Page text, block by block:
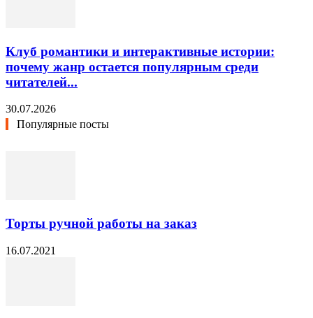
Клуб романтики и интерактивные истории:
почему жанр остается популярным среди
читателей...
30.07.2026
Популярные посты
Торты ручной работы на заказ
16.07.2021